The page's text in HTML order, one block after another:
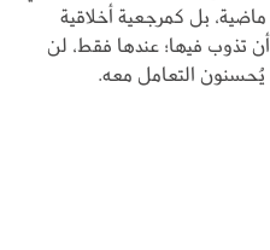
بل كمرجعية أخلاقية
تذوب فيها؛ عندها فقط، لن
التعامل معه.